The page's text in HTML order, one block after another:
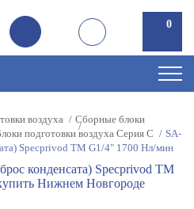
0
воздуха
Сборные блоки
подготовки воздуха Серия C
SA-
Specprivod TM G1/4" 1700 Нл/мин